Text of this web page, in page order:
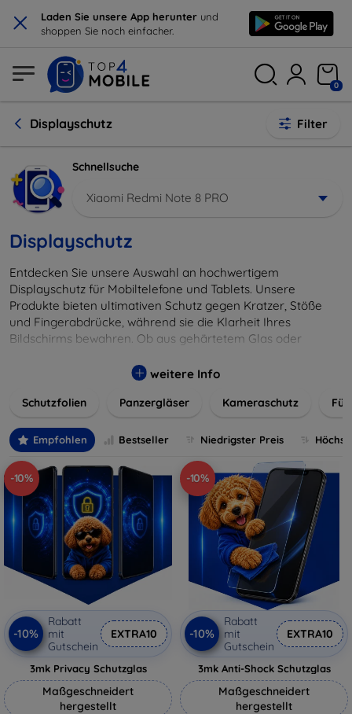
× Laden Sie unsere App herunter und
shoppen Sie noch einfacher.
0
Displayschutz Filter
Schnellsuche
Xiaomi Redmi Note 8 PRO
Displayschutz
Entdecken Sie unsere Auswahl an hochwertigem
Displayschutz für Mobiltelefone und Tablets. Unsere
Produkte bieten ultimativen Schutz gegen Kratzer, Stöße
und Fingerabdrücke, während sie die Klarheit Ihres
Bildschirms bewahren. Ob aus gehärtetem Glas oder
installieren und passgenau für jedes Gerät, um eine
wertvolles Gerät mit unseren langlebigen und zuverlässigen
digitales Erlebnis.
weitere Info
Schutzfolien Panzergläser Kameraschutz
Empfohlen Bestseller Niedrigster Preis
-10%
-10%
Rabatt
mit
Gutschein
EXTRA10
3mk Privacy Schutzglas
Maßgeschneidert
hergestellt
-10%
-10%
Rabatt
mit
Gutschein
EXTRA10
3mk Anti-Shock Schutzglas
Maßgeschneidert
hergestellt